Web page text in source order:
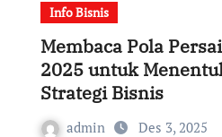
Info Bisnis
Membaca Pola
2025 untuk
Strategi Bisnis
admin Des 3, 2025